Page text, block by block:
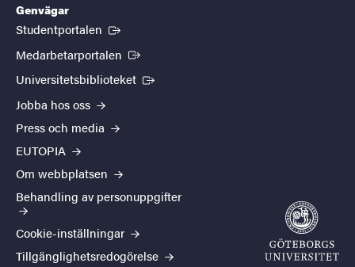
Genvägar
Studentportalen (Extern länk)
Medarbetarportalen (Extern länk)
Universitetsbiblioteket (Extern länk)
Jobba hos oss
Press och media
EUTOPIA
Om webbplatsen
Behandling av personuppgifter
Cookie-inställningar
Tillgänglighetsredogörelse